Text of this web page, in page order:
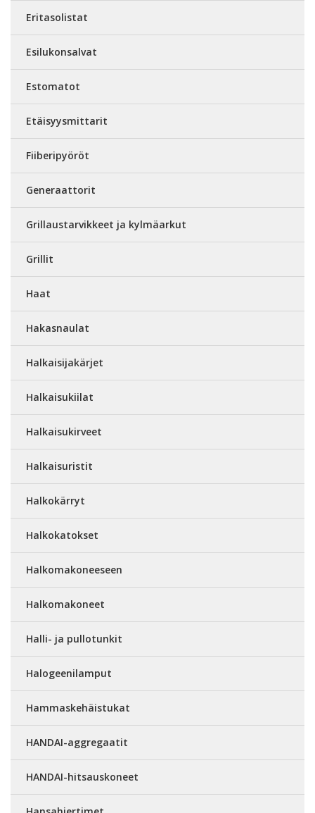
Eritasolistat
Esilukonsalvat
Estomatot
Etäisyysmittarit
Fiiberipyöröt
Generaattorit
Grillaustarvikkeet ja kylmäarkut
Grillit
Haat
Hakasnaulat
Halkaisijakärjet
Halkaisukiilat
Halkaisukirveet
Halkaisuristit
Halkokärryt
Halkokatokset
Halkomakoneeseen
Halkomakoneet
Halli- ja pullotunkit
Halogeenilamput
Hammaskehäistukat
HANDAI-aggregaatit
HANDAI-hitsauskoneet